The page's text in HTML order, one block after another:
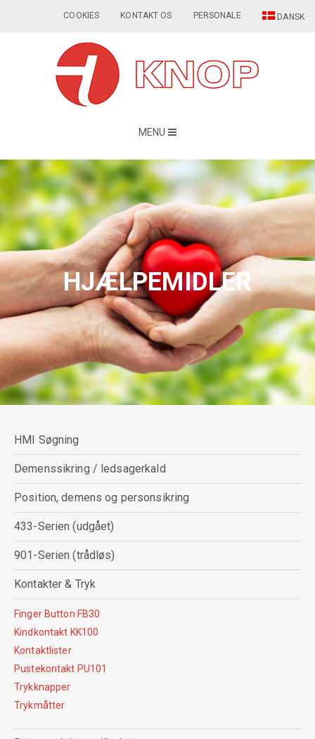
COOKIES KONTAKT OS PERSONALE DANSK
MENU
HJÆLPEMIDLER
HMI Søgning
Demenssikring / ledsagerkald
Position, demens og personsikring
433-Serien (udgået)
901-Serien (trådløs)
Kontakter & Tryk
Finger Button FB30
Kindkontakt KK100
Kontaktlister
Pustekontakt PU101
Trykknapper
Trykmåtter